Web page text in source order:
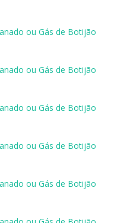
ou Gás de Botijão
ou Gás de Botijão
ou Gás de Botijão
ou Gás de Botijão
ou Gás de Botijão